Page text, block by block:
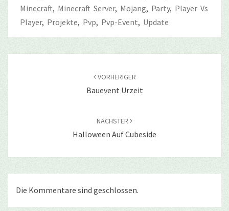
Minecraft, Minecraft Server, Mojang, Party, Player Vs
Player, Projekte, Pvp, Pvp-Event, Update
VORHERIGER
Bauevent Urzeit
NÄCHSTER
Halloween Auf Cubeside
Die Kommentare sind geschlossen.